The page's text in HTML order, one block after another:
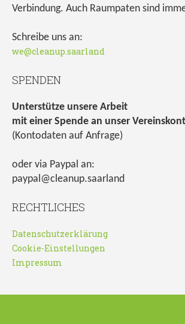
Verbindung. Auch Raumpaten sind
Schreibe uns an:
we@cleanup.saarland
SPENDEN
Unterstütze unsere Arbeit
mit einer Spende an unser
(Kontodaten auf Anfrage)
oder via Paypal an:
paypal@cleanup.saarland
RECHTLICHES
Datenschutzerklärung
Cookie-Einstellungen
Impressum